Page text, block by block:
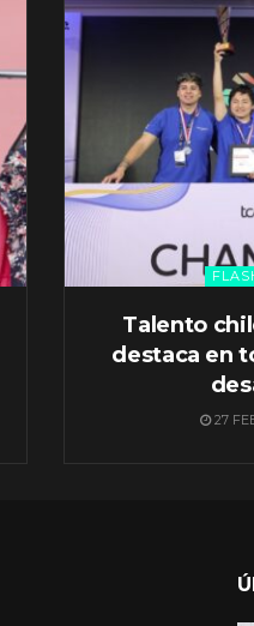
Talento
destaca en
27